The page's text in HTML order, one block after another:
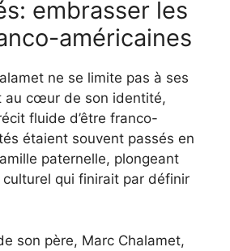
embrasser les
américaines
ne se limite pas à ses
au cœur de son identité,
fluide d’être franco-
étaient souvent passés en
paternelle, plongeant
qui finirait par définir
son père, Marc Chalamet,